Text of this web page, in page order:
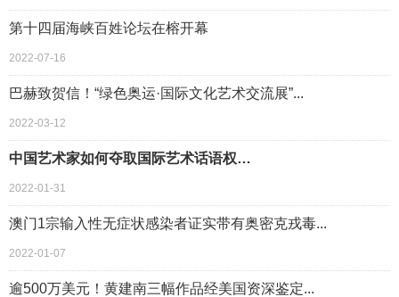
第十四届海峡百姓论坛在榕开幕
2022-07-16
巴赫致贺信！“绿色奥运·国际文化艺术交流展”...
2022-03-12
中国艺术家如何夺取国际艺术话语权…
2022-01-31
澳门1宗输入性无症状感染者证实带有奥密克戎毒...
2022-01-07
逾500万美元！黄建南三幅作品经美国资深鉴定...